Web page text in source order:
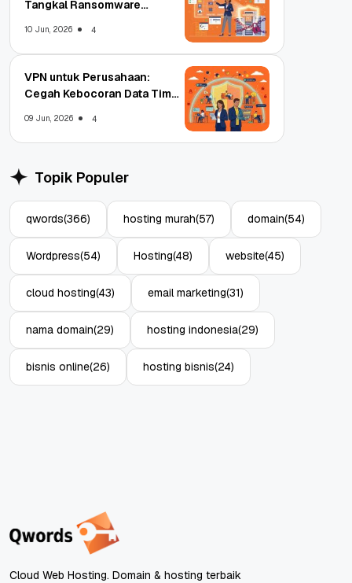
Tangkal Ransomware
10 Jun, 2026 4
VPN untuk Perusahaan:
Cegah Kebocoran Data Tim
09 Jun, 2026 4
Topik Populer
qwords(366) hosting murah(57) domain(54)
Wordpress(54) Hosting(48) website(45)
cloud hosting(43) email marketing(31)
nama domain(29) hosting indonesia(29)
bisnis online(26) hosting bisnis(24)
Cloud Web Hosting. Domain & hosting terbaik